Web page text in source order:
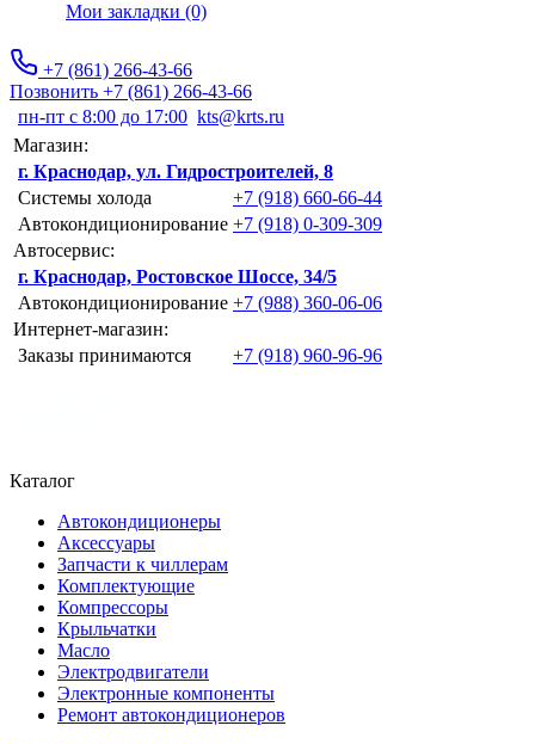
Мои закладки (0)
+7 (861) 266-43-66
Позвонить +7 (861) 266-43-66
пн-пт с 8:00 до 17:00 kts@krts.ru
Магазин:
г. Краснодар, ул. Гидростроителей, 8
Системы холода
+7 (918) 660-66-44
Автокондиционирование +7 (918) 0-309-309
Автосервис:
г. Краснодар, Ростовское Шоссе, 34/5
Автокондиционирование +7 (988) 360-06-06
Интернет-магазин:
Заказы принимаются
+7 (918) 960-96-96
Каталог
Автокондиционеры
Аксессуары
Запчасти к чиллерам
Комплектующие
Компрессоры
Крыльчатки
Масло
Электродвигатели
Электронные компоненты
Ремонт автокондиционеров